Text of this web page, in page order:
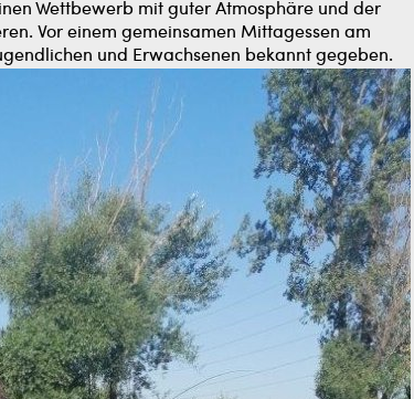
Wettbewerb mit guter Atmosphäre und der
Vor einem gemeinsamen Mittagessen am
und Erwachsenen bekannt gegeben.